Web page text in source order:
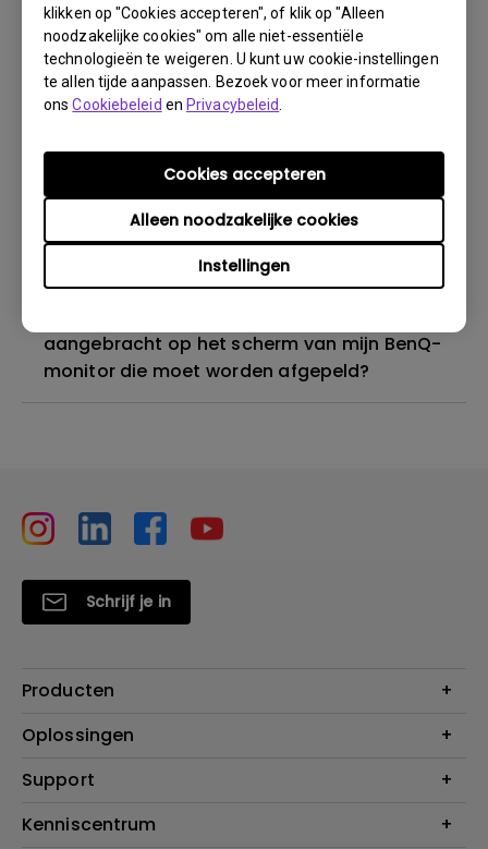
klikken op "Cookies accepteren", of klik op "Alleen
noodzakelijke cookies" om alle niet-essentiële
technologieën te weigeren. U kunt uw cookie-instellingen
te allen tijde aanpassen. Bezoek voor meer informatie
onsCookiebeleid en Privacybeleid
Instellingen
Alleen noodzakelijke cookies
Cookies accepteren
Wat is image sticking, hoe is dit te
vermijden en hoe kan ik het weg krijgen?
Wat is het maximale detectiebereik van de
ECO-sensor? Waarom werkt de ECO-sensor
op mijn monitor niet zoals bedoeld?
aangebracht op het scherm van mijn BenQ-
monitor die moet worden afgepeld?
Schrijf je in
Producten
Projectoren
Verlichting
Speakers
Oplossingen
Education
Support
Contact
Kenniscentrum